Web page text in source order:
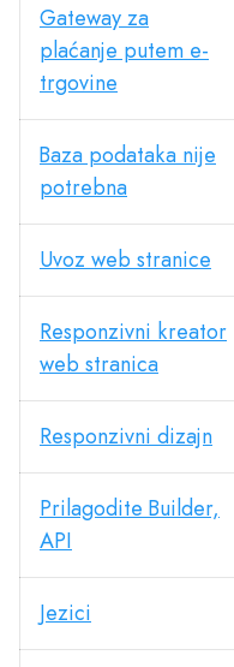
Gateway za
plaćanje putem e-
trgovine
Baza podataka nije
potrebna
Uvoz web stranice
Responzivni kreator
web stranica
Responzivni dizajn
Prilagodite Builder,
API
Jezici